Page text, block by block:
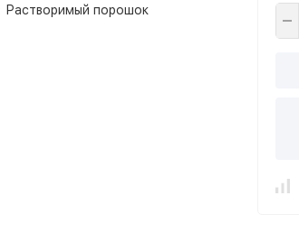
Растворимый порошок